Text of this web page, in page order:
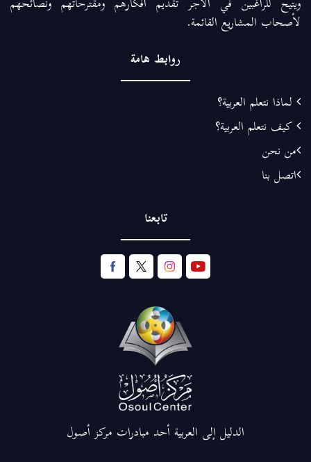
ويتيح للراغبين في الأجر تقديم أفكارهم ومقترحاتهم ونصائحهم
لأصحاب المشاريع القائمة.
روابط هامة
لماذا نتعلم العربية؟
كيف نتعلم العربية؟
من نحن
اتصل بنا
تابعنا
الدليل إلى العربية أحد مبادرات مركز أصول